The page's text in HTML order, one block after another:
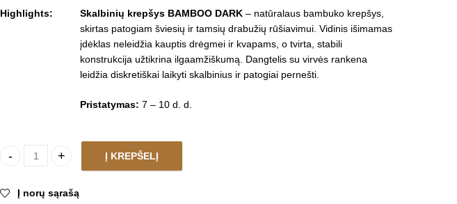
Highlights: Skalbinių krepšys BAMBOO DARK – natūralaus bambuko krepšys,
skirtas patogiam šviesių ir tamsių drabužių rūšiavimui. Vidinis išimamas
įdėklas neleidžia kauptis drėgmei ir kvapams, o tvirta, stabili
konstrukcija užtikrina ilgaamžiškumą. Dangtelis su virvės rankena
leidžia diskretiškai laikyti skalbinius ir patogiai pernešti.
Pristatymas: 7 – 10 d. d.
Skalbinių krepšys BAMBOO DARK quantity
Į KREPŠELĮ
Į norų sąrašą